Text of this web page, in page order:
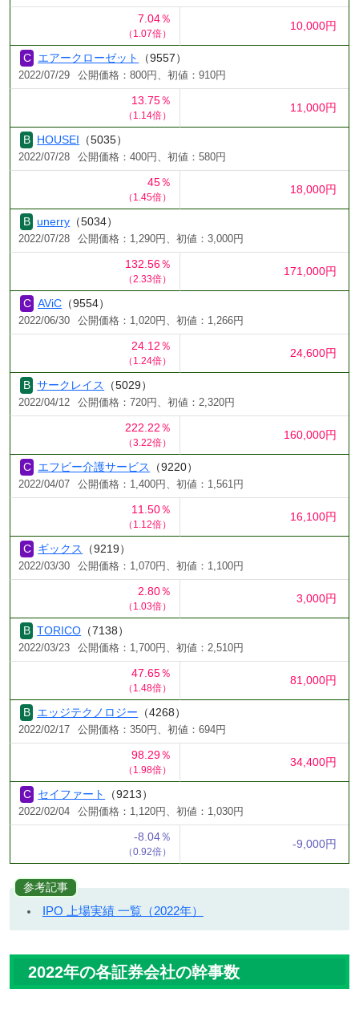
7.04％
（1.07倍）
10,000円
エアークローゼット （9557）
2022/07/29 公開価格：800円、初値：910円
13.75％
（1.14倍）
11,000円
HOUSEI （5035）
2022/07/28 公開価格：400円、初値：580円
45％
（1.45倍）
18,000円
unerry （5034）
2022/07/28 公開価格：1,290円、初値：3,000円
132.56％
（2.33倍）
171,000円
AViC （9554）
2022/06/30 公開価格：1,020円、初値：1,266円
24.12％
（1.24倍）
24,600円
サークレイス （5029）
2022/04/12 公開価格：720円、初値：2,320円
222.22％
（3.22倍）
160,000円
エフビー介護サービス （9220）
2022/04/07 公開価格：1,400円、初値：1,561円
11.50％
（1.12倍）
16,100円
ギックス （9219）
2022/03/30 公開価格：1,070円、初値：1,100円
2.80％
（1.03倍）
3,000円
TORICO （7138）
2022/03/23 公開価格：1,700円、初値：2,510円
47.65％
（1.48倍）
81,000円
エッジテクノロジー （4268）
2022/02/17 公開価格：350円、初値：694円
98.29％
（1.98倍）
34,400円
セイファート （9213）
2022/02/04 公開価格：1,120円、初値：1,030円
-8.04％
（0.92倍）
-9,000円
参考記事
IPO 上場実績 一覧（2022年）
2022年の各証券会社の幹事数